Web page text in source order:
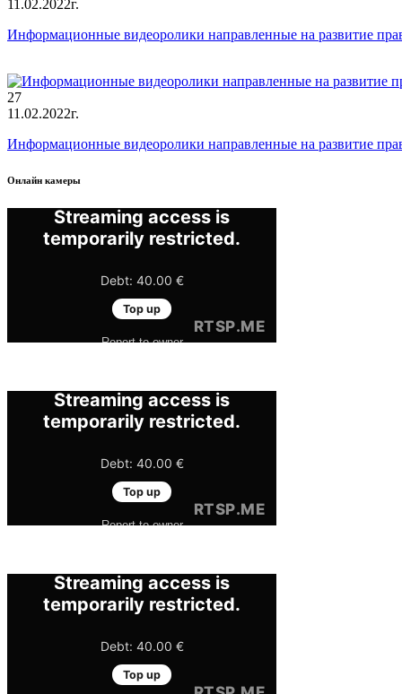
11.02.2022г.
Информационные видеоролики направленные на развитие
27
11.02.2022г.
Информационные видеоролики направленные на развитие
Онлайн камеры